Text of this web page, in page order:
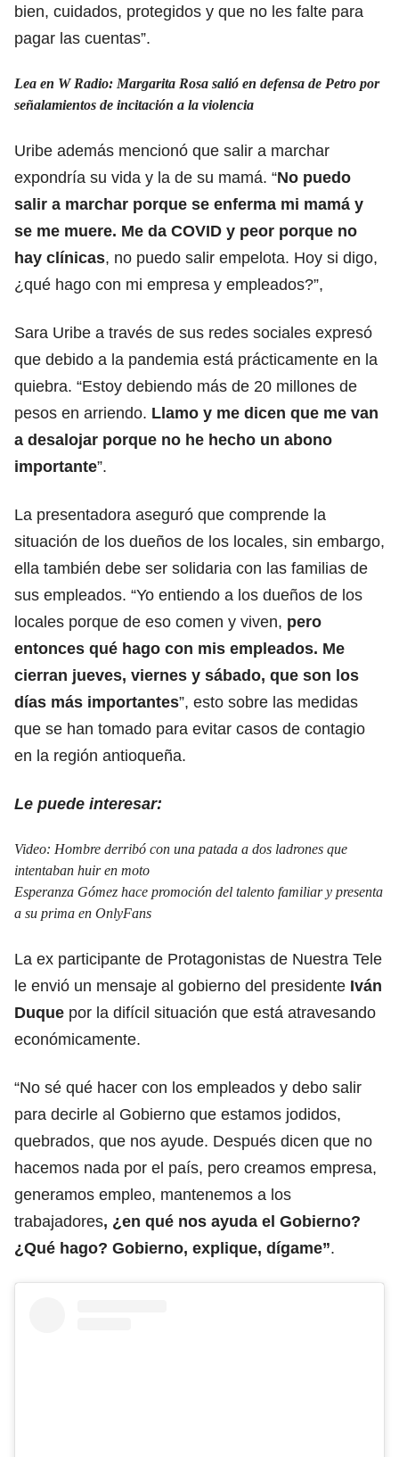
bien, cuidados, protegidos y que no les falte para
pagar las cuentas”.
Lea en W Radio: Margarita Rosa salió en defensa de Petro por
señalamientos de incitación a la violencia
Uribe además mencionó que salir a marchar
expondría su vida y la de su mamá. “No puedo
salir a marchar porque se enferma mi mamá y
se me muere. Me da COVID y peor porque no
hay clínicas, no puedo salir empelota. Hoy si digo,
¿qué hago con mi empresa y empleados?”,
Sara Uribe a través de sus redes sociales expresó
que debido a la pandemia está prácticamente en la
quiebra. “Estoy debiendo más de 20 millones de
pesos en arriendo. Llamo y me dicen que me van
a desalojar porque no he hecho un abono
importante”.
La presentadora aseguró que comprende la
situación de los dueños de los locales, sin embargo,
ella también debe ser solidaria con las familias de
sus empleados. “Yo entiendo a los dueños de los
locales porque de eso comen y viven, pero
entonces qué hago con mis empleados. Me
cierran jueves, viernes y sábado, que son los
días más importantes”, esto sobre las medidas
que se han tomado para evitar casos de contagio
en la región antioqueña.
Le puede interesar:
Video: Hombre derribó con una patada a dos ladrones que
intentaban huir en moto
Esperanza Gómez hace promoción del talento familiar y presenta
a su prima en OnlyFans
La ex participante de Protagonistas de Nuestra Tele
le envió un mensaje al gobierno del presidente Iván
Duque por la difícil situación que está atravesando
económicamente.
“No sé qué hacer con los empleados y debo salir
para decirle al Gobierno que estamos jodidos,
quebrados, que nos ayude. Después dicen que no
hacemos nada por el país, pero creamos empresa,
generamos empleo, mantenemos a los
trabajadores, ¿en qué nos ayuda el Gobierno?
¿Qué hago? Gobierno, explique, dígame”.